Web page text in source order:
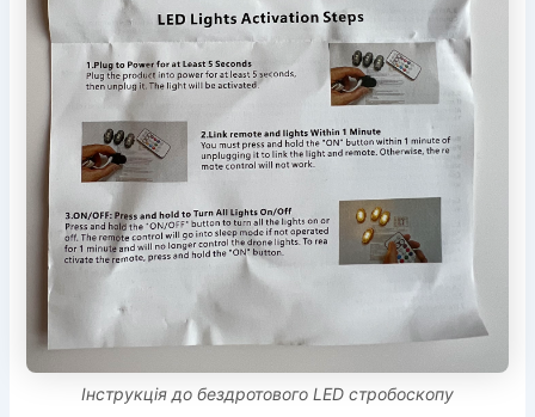
Інструкція до бездротового LED стробоскопу